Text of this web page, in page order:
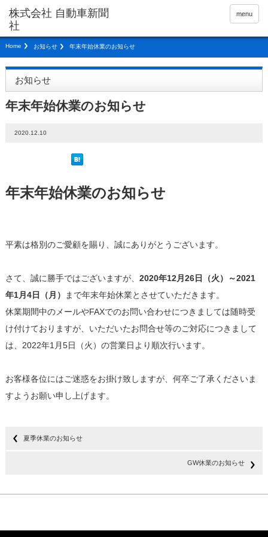
menu
Home お知らせ 年末年始休業のお知らせ
お知らせ
年末年始休業のお知らせ
2020.12.10
年末年始休業のお知らせ
平素は格別のご愛顧を賜り、誠にありがとうございます。
さて、誠に勝手ではございますが、 2020年12月26日（火）～2021
年1月4日（月）
まで年末年始休業とさせていただきます。
休業期間中のメールやFAXでのお問い合わせにつきましては随時受
け付けておりますが、いただいたお問合せ等のご対応につきまして
は、2022年1月5日（火）の営業日より順次行います。
お客様各位にはご迷惑をお掛け致しますが、何卒ご了承くださいま
すようお願い申し上げます。
夏季休業のお知らせ
GW休業のお知らせ